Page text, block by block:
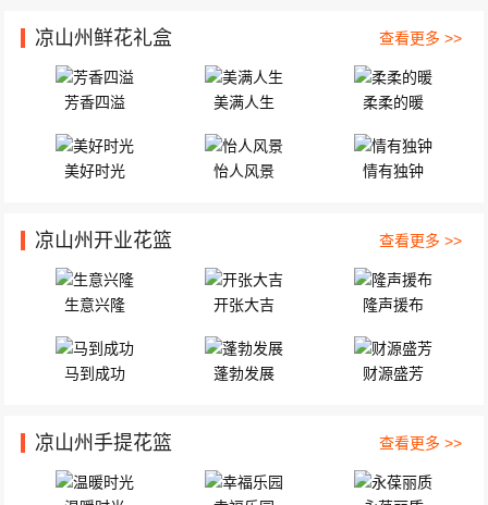
凉山州鲜花礼盒 查看更多 >>
芳香四溢 美满人生 柔柔的暖
美好时光 怡人风景 情有独钟
凉山州开业花篮 查看更多 >>
生意兴隆 开张大吉 隆声援布
马到成功 蓬勃发展 财源盛芳
凉山州手提花篮 查看更多 >>